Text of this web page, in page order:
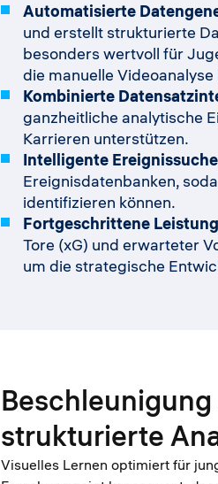
Automatisierte
und erstellt strukturierte
besonders wertvoll für
die manuelle Videoanalyse
Kombinierte
ganzheitliche analytische
Karrieren unterstützen.
Intelligente Ereignissuche
Ereignisdatenbanken,
identifizieren können.
Fortgeschrittene
Tore (xG) und erwarteter
um die strategische
strukturierte
Visuelles Lernen optimiert für